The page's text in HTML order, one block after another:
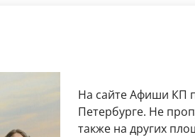
На сайте Афиши КП
Петербурге. Не
также на других